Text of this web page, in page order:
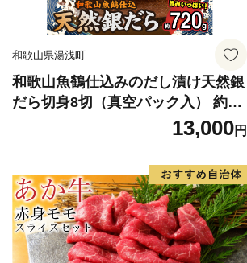
和歌山県湯浅町
和歌山魚鶴仕込みのだし漬け天然銀
だら切身8切（真空パック入） 約72
0g 小分け 独自製法 良質な脂 ふっ
くら 柔らかい 身質 甘み 旨味 白身
魚のトロ 梅酒 北海道南産 真こんぶ
だし漬け 煮付け ムニエル 味噌漬け
鍋物 冷凍 湯浅町 送料無料_G7334
13,000円